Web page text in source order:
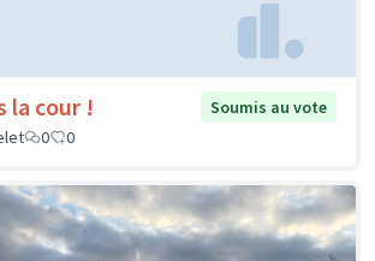
la cour !
Soumis au vote
0 0